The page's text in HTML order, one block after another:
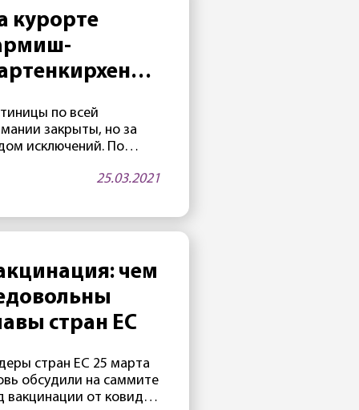
курорте
по всей
закрыты, но за
исключений. По
на
Партенкирхен — в
будет открыт. Как
гостинице,
обороны
часто проводятся
Две таких
на апрель.
25.03.2021
чем
стран ЕС
стран ЕС 25 марта
обсудили на саммите
вакцинации от ковида